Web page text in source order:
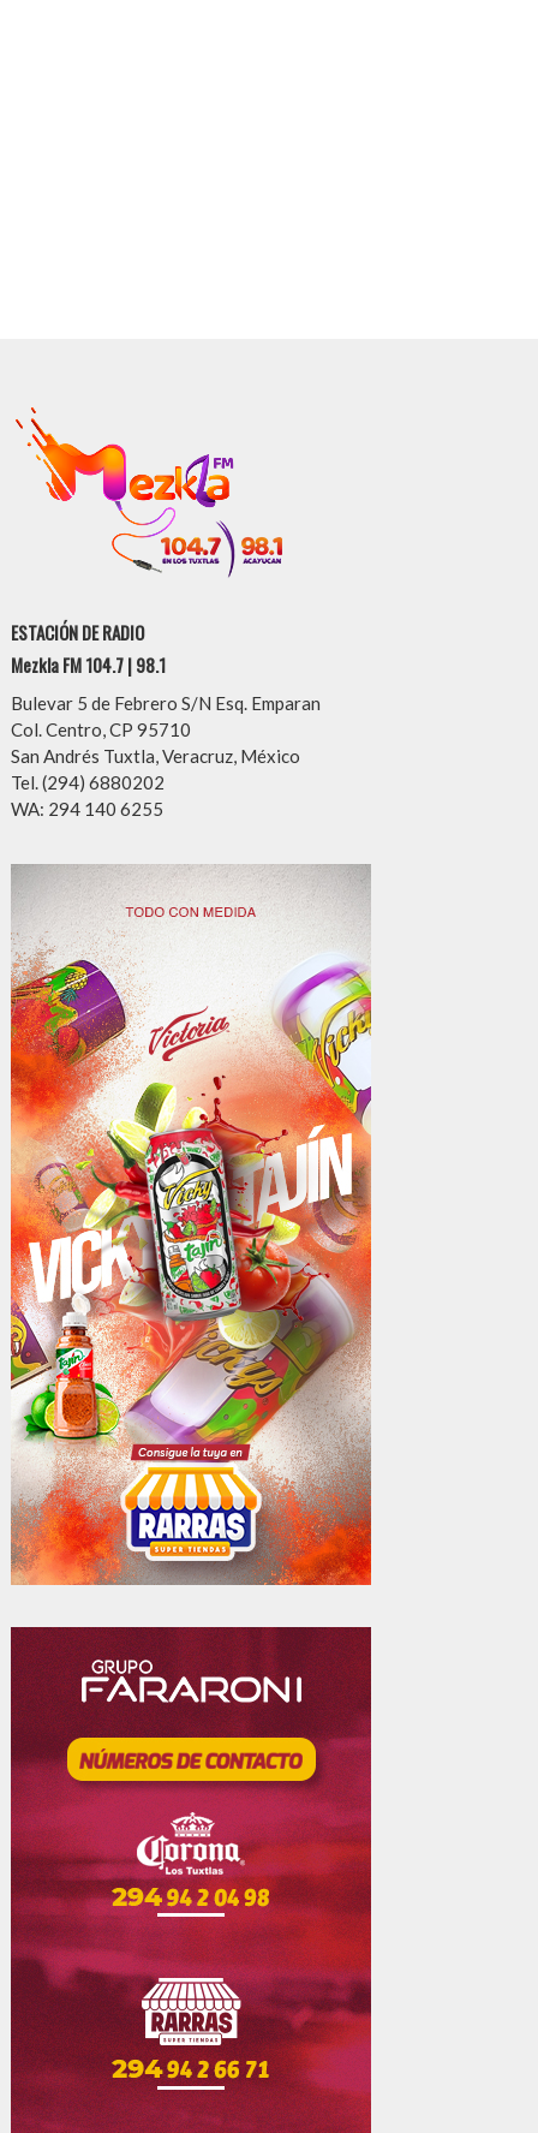
ESTACIÓN DE RADIO
Mezkla FM 104.7 | 98.1
Bulevar 5 de Febrero S/N Esq. Emparan
Col. Centro, CP 95710
San Andrés Tuxtla, Veracruz, México
Tel. (294) 6880202
WA: 294 140 6255